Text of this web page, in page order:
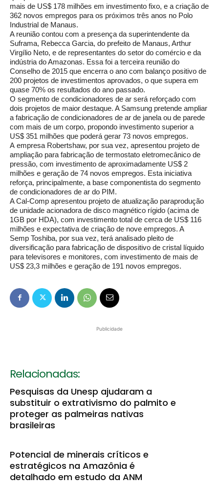
mais de US$ 178 milhões em investimento fixo, e a criação de
362 novos empregos para os próximos três anos no Polo
Industrial de Manaus.
A reunião contou com a presença da superintendente da
Suframa, Rebecca Garcia, do prefeito de Manaus, Arthur
Virgílio Neto, e de representantes do setor do comércio e da
indústria do Amazonas. Essa foi a terceira reunião do
Conselho de 2015 que encerra o ano com balanço positivo de
200 projetos de investimentos aprovados, o que supera em
quase 70% os resultados do ano passado.
O segmento de condicionadores de ar será reforçado com
dois projetos de maior destaque. A Samsung pretende ampliar
a fabricação de condicionadores de ar de janela ou de parede
com mais de um corpo, propondo investimento superior a
US$ 351 milhões que poderá gerar 73 novos empregos.
A empresa Robertshaw, por sua vez, apresentou projeto de
ampliação para fabricação de termostato eletromecânico de
pressão, com investimento de aproximadamente US$ 2
milhões e geração de 74 novos empregos. Esta iniciativa
reforça, principalmente, a base componentista do segmento
de condicionadores de ar do PIM.
A Cal-Comp apresentou projeto de atualização paraprodução
de unidade acionadora de disco magnético rígido (acima de
1GB por HDA), com investimento total de cerca de US$ 116
milhões e expectativa de criação de nove empregos. A
Semp Toshiba, por sua vez, terá analisado pleito de
diversificação para fabricação de dispositivo de cristal líquido
para televisores e monitores, com investimento de mais de
US$ 23,3 milhões e geração de 191 novos empregos.
Publicidade
Relacionadas:
Pesquisas da Unesp ajudaram a
substituir o extrativismo do palmito e
proteger as palmeiras nativas
brasileiras
Potencial de minerais críticos e
estratégicos na Amazônia é
detalhado em estudo da ANM